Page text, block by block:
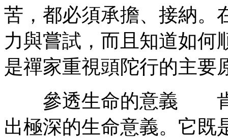
苦，都必須承擔、接納。
力與嘗試，而且知道如何
是禪家重視頭陀行的主要
參透生命的意義 肯
出極深的生命意義。它既